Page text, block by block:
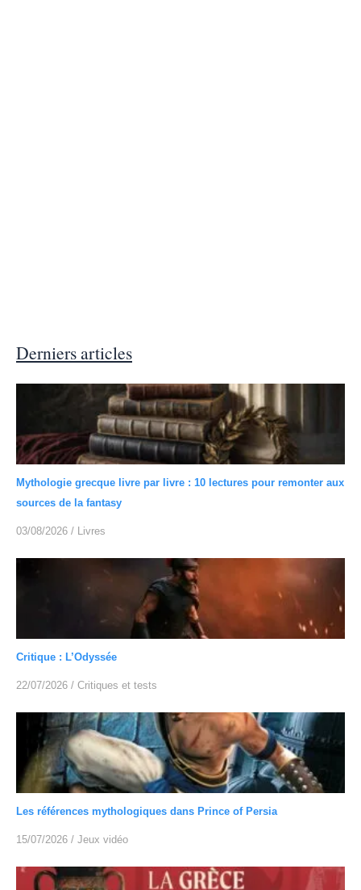
Derniers articles
Mythologie grecque livre par livre : 10 lectures pour remonter aux
sources de la fantasy
03/08/2026 / Livres
Critique : L’Odyssée
22/07/2026 / Critiques et tests
Les références mythologiques dans Prince of Persia
15/07/2026 / Jeux vidéo